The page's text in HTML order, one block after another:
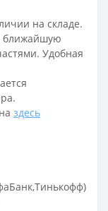
на складе.
ближайшую
Удобная
здесь